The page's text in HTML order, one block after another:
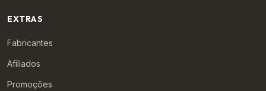
EXTRAS
Fabricantes
Afiliados
Promoções